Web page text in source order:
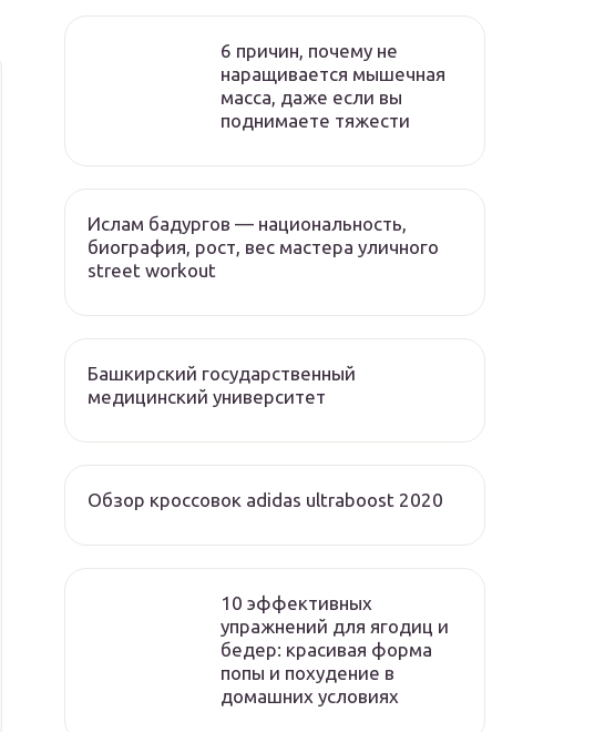
6 причин, почему не
наращивается мышечная
масса, даже если вы
поднимаете тяжести
Ислам бадургов — национальность,
биография, рост, вес мастера уличного
street workout
Башкирский государственный
медицинский университет
Обзор кроссовок adidas ultraboost 2020
10 эффективных
упражнений для ягодиц и
бедер: красивая форма
попы и похудение в
домашних условиях